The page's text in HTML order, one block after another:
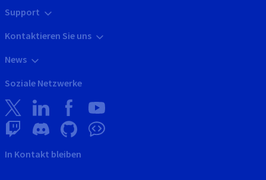
Support
Kontaktieren Sie uns
News
Soziale Netzwerke
In Kontakt bleiben